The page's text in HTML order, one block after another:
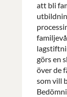
att bli
görs en
över de
som vill